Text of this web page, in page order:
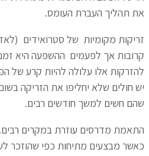
את תהליך העברת העומס.
זריקות מקומיות של סטרואידים
קרובות אך לפעמים ההשפעה היא
להזרקות אלו עלולה להיות קרע של
יש חולים שלא יחליפו את הזריקה
שהם חשים למשך חודשים רבים.
התאמת מדרסים עוזרת במקרים
כאשר מבצעים מתיחות כפי שהוזכר